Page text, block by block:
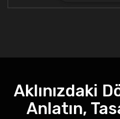
Aklınızdaki
Anlatın,